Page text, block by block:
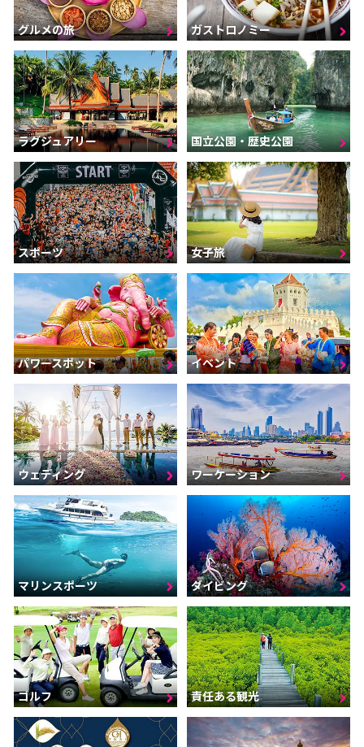
グルメの旅 ガストロノミー
ラグジュアリー 国立公園・歴史公園
スポーツ 女子旅
パワースポット イベント
ウェディング ワーケーション
マリンスポーツ ダイビング
ゴルフ 責任ある観光